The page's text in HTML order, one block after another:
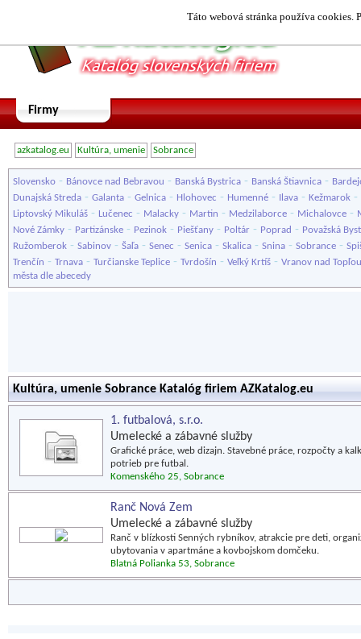
Táto webová stránka používa cookies.
Firmy
azkatalog.eu Kultúra, umenie Sobrance
Slovensko - Bánovce nad Bebravou - Banská Bystrica - Banská Štiavnica -
Dunajská Streda - Galanta - Gelnica - Hlohovec - Humenné - Ilava - Kežmarok -
Liptovský Mikuláš - Lučenec - Malacky - Martin - Medzilaborce - Michalovce -
Nové Zámky - Partizánske - Pezinok - Piešťany - Poltár - Poprad - Považská
Ružomberok - Sabinov - Šaľa - Senec - Senica - Skalica - Snina - Sobrance -
Trenčín - Trnava - Turčianske Teplice - Tvrdošín - Veľký Krtíš - Vranov nad Topľou
města dle abecedy
Kultúra, umenie Sobrance Katalóg firiem AZKatalog.eu
1. futbalová, s.r.o.
Umelecké a zábavné služby
Grafické práce, web dizajn. Stavebné práce, rozpočty a
potrieb pre futbal.
Komenského 25, Sobrance
Ranč Nová Zem
Umelecké a zábavné služby
Ranč v blízkosti Senných rybníkov, atrakcie pre deti,
ubytovania v apartmáne a kovbojskom domčeku.
Blatná Polianka 53, Sobrance